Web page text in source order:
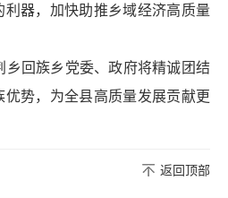
器，加快助推乡域经济高质量
回族乡党委、政府将精诚团结
势，为全县高质量发展贡献更
返回顶部